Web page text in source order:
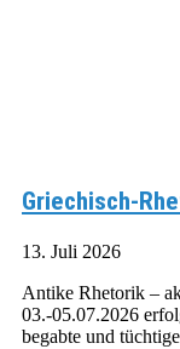
Griechisch-
13. Juli 2026
Antike Rhetorik –
03.-05.07.2026
begabte und